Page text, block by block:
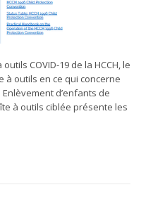
COVID-19 de la HCCH, le
à outils en ce qui concerne
d’enfants de
à outils ciblée présente les